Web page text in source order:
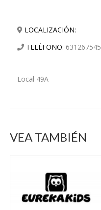
LOCALIZACIÓN:
TELÉFONO: 631267545
Local 49A
VEA TAMBIÉN